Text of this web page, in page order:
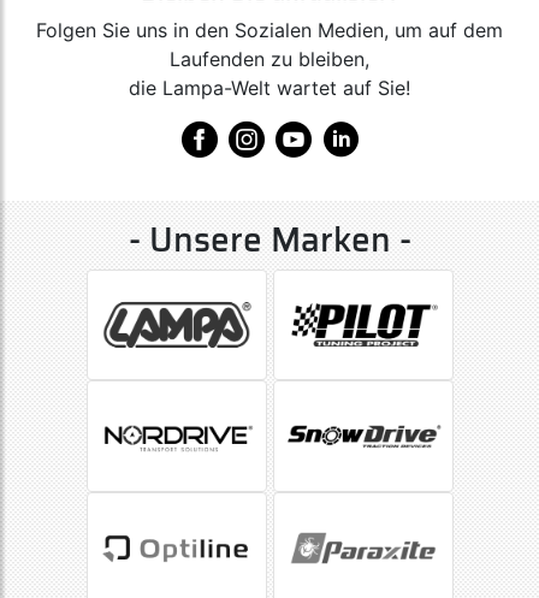
Art. N30452
Kit Anschlüsse (fix points) - 2 Schienen
Art. N30463
Kit Anschlüsse (fix points) - 3 Schienen
Folgen Sie uns in den Sozialen Medien, um auf dem
Laufenden zu bleiben,
die Lampa-Welt wartet auf Sie!
- Unsere Marken -